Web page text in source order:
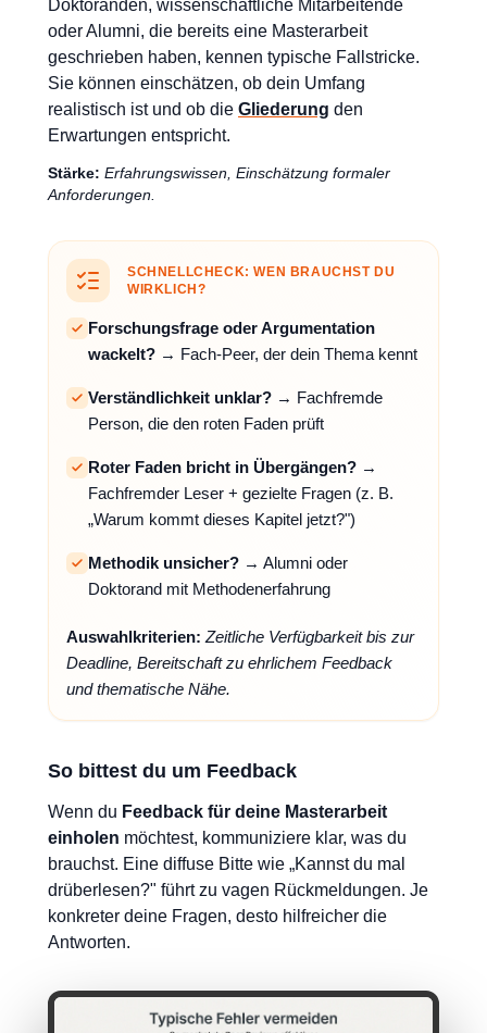
Doktoranden, wissenschaftliche Mitarbeitende
oder Alumni, die bereits eine Masterarbeit
geschrieben haben, kennen typische Fallstricke.
Sie können einschätzen, ob dein Umfang
realistisch ist und ob die Gliederung den
Erwartungen entspricht.
Stärke: Erfahrungswissen, Einschätzung formaler
Anforderungen.
SCHNELLCHECK: WEN BRAUCHST DU
WIRKLICH?
Forschungsfrage oder Argumentation
wackelt? → Fach-Peer, der dein Thema kennt
Verständlichkeit unklar? → Fachfremde
Person, die den roten Faden prüft
Roter Faden bricht in Übergängen? →
Fachfremder Leser + gezielte Fragen (z. B.
„Warum kommt dieses Kapitel jetzt?")
Methodik unsicher? → Alumni oder
Doktorand mit Methodenerfahrung
Auswahlkriterien: Zeitliche Verfügbarkeit bis zur
Deadline, Bereitschaft zu ehrlichem Feedback
und thematische Nähe.
So bittest du um Feedback
Wenn du Feedback für deine Masterarbeit
einholen möchtest, kommuniziere klar, was du
brauchst. Eine diffuse Bitte wie „Kannst du mal
drüberlesen?" führt zu vagen Rückmeldungen. Je
konkreter deine Fragen, desto hilfreicher die
Antworten.